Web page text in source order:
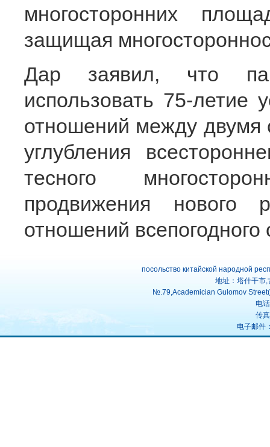
многосторонних
защищая
Дар заявил, что
использовать 75-летие
отношений между двумя
углубления
тесного
продвижения нового
отношений всепогодного
посольство китайской народной
地址：塔什干市
№.79,Academician Gulomov
电
传
电子邮件